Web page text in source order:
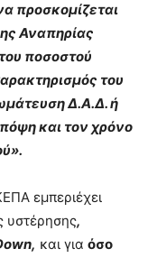
προσκομίζεται
Αναπηρίας
ποσοστού
του
Δ.Α.Δ. ή
και τον χρόνο
εμπεριέχει
υστέρησης,
και για όσο